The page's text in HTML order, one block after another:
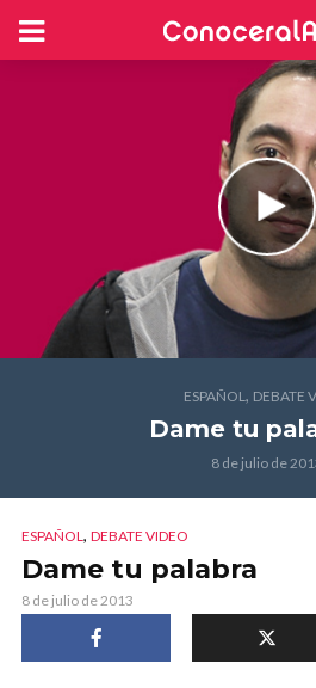
ESPAÑOL, DEBATE
Dame tu
8 de julio de
ESPAÑOL, DEBATE VIDEO
Dame tu palabra
8 de julio de 2013